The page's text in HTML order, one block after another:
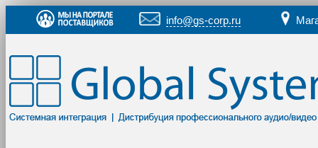
info@gs-corp.ru